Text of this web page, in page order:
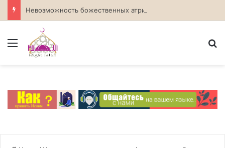
Невозможность божественных атрибутов в атеизме
Menu